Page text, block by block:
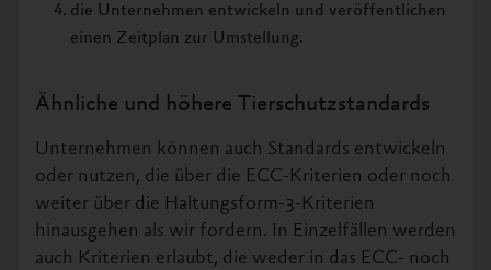
die Unternehmen entwickeln und veröffentlichen
einen Zeitplan zur Umstellung.
Ähnliche und höhere Tierschutzstandards
Unternehmen können auch Standards entwickeln
oder nutzen, die über die ECC-Kriterien oder noch
weiter über die Haltungsform-3-Kriterien
hinausgehen als wir fordern. In Einzelfällen werden
auch Kriterien erlaubt, die weder in das ECC- noch